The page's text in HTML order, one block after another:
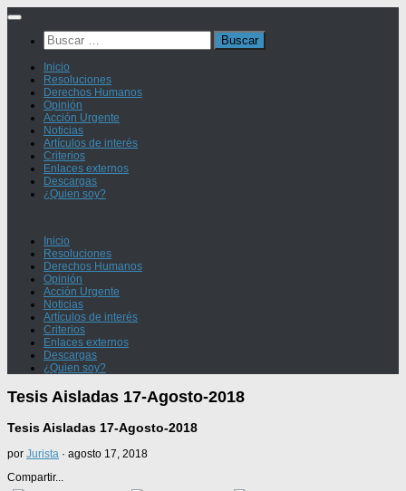
Saltar
contenidoBuscar:
Inicio
Resoluciones
Derechos Humanos
Opinión
Acción Urgente
Noticias
Artículos de interés
Criterios
Enlaces externos
Descargas
¿Quien soy?
Inicio
Resoluciones
Derechos Humanos
Opinión
Acción Urgente
Noticias
Artículos de interés
Criterios
Enlaces externos
Descargas
¿Quien soy?
Tesis Aisladas 17-Agosto-2018
Tesis Aisladas 17-Agosto-2018
por Jurista · agosto 17, 2018
Compartir...